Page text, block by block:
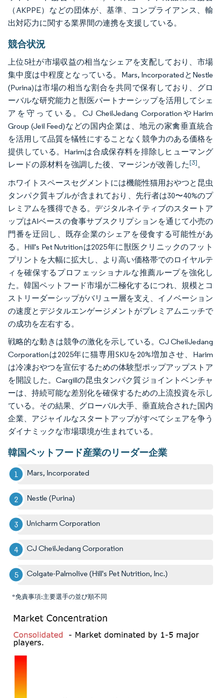
（AKPPE）などの団体が、基準、コンプライアンス、輸
出対応力に関する業界間の連携を支援している。
競合状況
上位5社が市場収益の相当なシェアを支配しており、市場
集中度は中程度となっている。Mars, IncorporatedとNestle
(Purina)は市場の相当な割合を共同で保有しており、グロ
ーバルな研究能力と獣医パートナーシップを活用してシェ
アを守っている。CJ CheilJedang CorporationやHarim
Group (Jeil Feed)などの国内企業は、地元の家禽垂直統合
を活用して品質を犠牲にすることなく競争力のある価格を
提供している。Harimは合成保存料を排除しヒューマング
レードの原材料を強調した後、マージンが改善した[3]。
ホワイトスペースセグメントには機能性猫用おやつと昆虫
タンパク質キブルが含まれており、先行者は30〜40%のプ
レミアムを獲得できる。デジタルネイティブのスタートア
ップはAIベースの食事サブスクリプションを通じて小売の
門番を迂回し、既存企業のシェアを侵食する可能性があ
る。Hill's Pet Nutritionは2025年に獣医クリニックのフット
プリントを大幅に拡大し、より高い価格帯でのロイヤルテ
ィを確保するプロフェッショナルな推薦ループを強化し
た。韓国ペットフード市場が二極化するにつれ、規模とコ
ストリーダーシップがバリュー層を支え、イノベーション
の速度とデジタルエンゲージメントがプレミアムニッチで
の成功を左右する。
戦略的な動きは競争の激化を示している。CJ CheilJedang
Corporationは2025年に猫専用SKUを20%増加させ、Harim
は冷凍おやつを宣伝するための体験型ポップアップストア
を開設した。Cargillの昆虫タンパク質ジョイントベンチャ
ーは、持続可能な差別化を確保するための上流投資を示し
ている。その結果、グローバル大手、垂直統合された国内
企業、アジャイルなスタートアップがすべてシェアを争う
ダイナミックな市場環境が生まれている。
韓国ペットフード産業のリーダー企業
Mars, Incorporated
Nestle (Purina)
Unicharm Corporation
CJ CheilJedang Corporation
Colgate-Palmolive (Hill's Pet Nutrition, Inc.)
*免責事項:主要選手の並び順不同